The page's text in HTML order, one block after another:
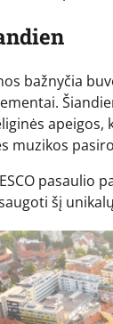
bažnyčia
muzikos
pasaulio
šį